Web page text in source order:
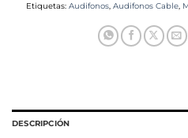
Etiquetas: Audifonos, Audifonos Cable,
DESCRIPCIÓN